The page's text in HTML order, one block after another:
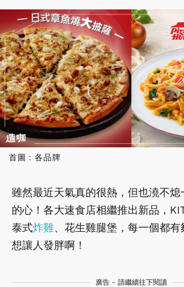
首圖：各品牌
雖然最近天氣真的很熱，但也澆不熄
的心！各大速食店相繼推出新品，
泰式炸雞、花生雞腿堡，每一個都有
想讓人發胖啊！
廣告 - 請繼續往下閱讀